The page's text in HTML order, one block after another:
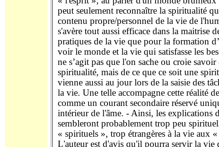
peut seulement reconnaître la spiritualité
contenu propre/personnel de la vie de
s'avère tout aussi efficace dans la maitrise
pratiques de la vie que pour la formation
voir le monde et la vie qui satisfasse les
ne s’agit pas que l'on sache ou croie savoir
spiritualité, mais de ce que ce soit une
vienne aussi au jour lors de la saisie des
la vie. Une telle accompagne cette réalité
comme un courant secondaire réservé
intérieur de l'âme. - Ainsi, les explications
sembleront probablement trop peu
« spirituels », trop étrangères à la vie aux
L'auteur est d'avis qu'il pourra servir la vie